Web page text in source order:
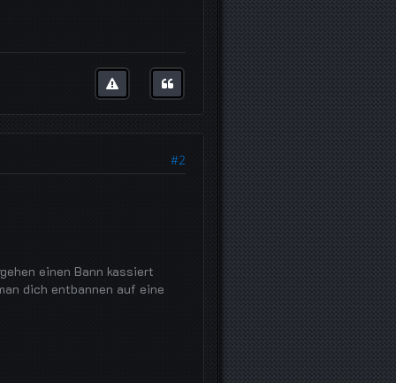
#2
einen Bann kassiert
dich entbannen auf eine